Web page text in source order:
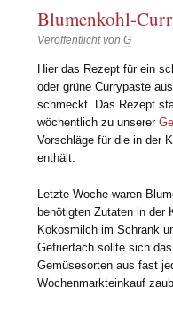
Blumenkohl-
Veröffentlicht vonG
Hier das Rezept für ein
oder grüne Currypaste
schmeckt. Das Rezept
wöchentlich zu unserer
Vorschläge für die in der
enthält.
Letzte Woche waren
benötigten Zutaten in der
Kokosmilch im Schrank
Gefrierfach sollte sich
Gemüsesorten aus fast
Wochenmarkteinkauf